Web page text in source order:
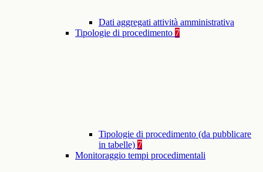
Dati aggregati attività amministrativa
Tipologie di procedimento 7
Tipologie di procedimento (da pubblicare
in tabelle) 7
Monitoraggio tempi procedimentali